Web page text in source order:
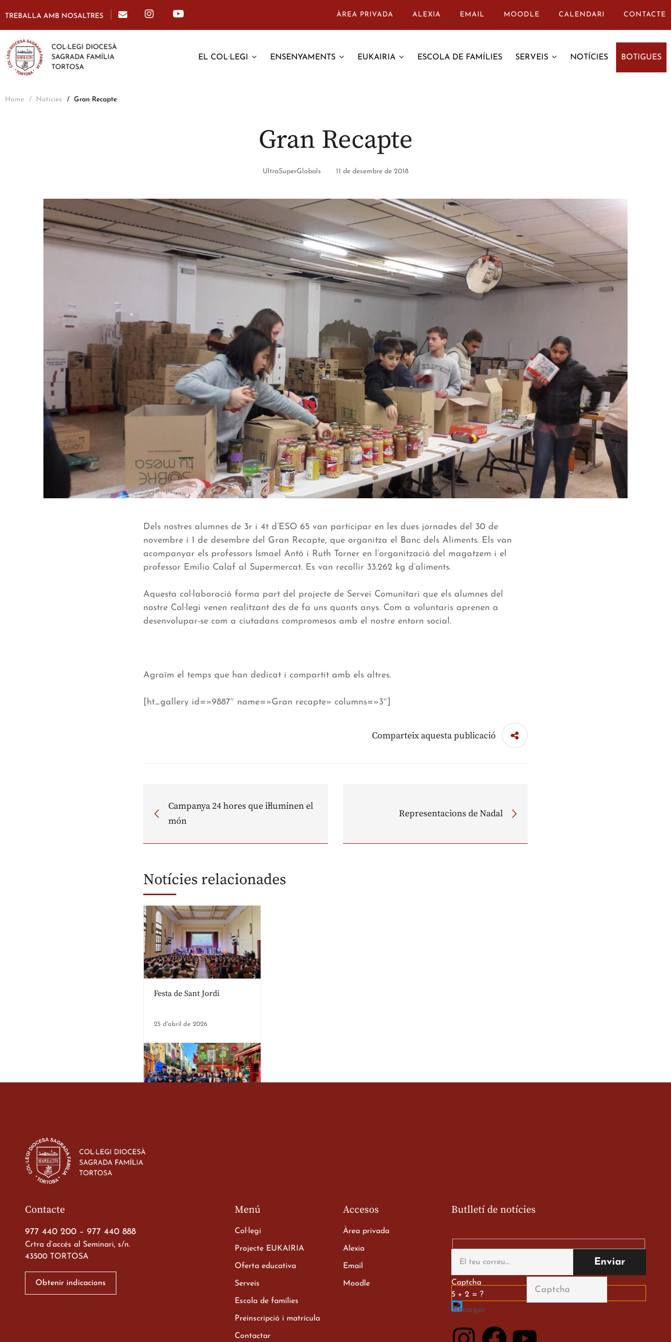
TREBALLA AMB NOSALTRES ÀREA PRIVADA ALEXIA EMAIL MOODLE CALENDARI CONTACTE
EL COL·LEGI ENSENYAMENTS EUKAIRIA ESCOLA DE FAMÍLIES SERVEIS NOTÍCIES BOTIGUES
Home Notícies Gran Recapte
Gran Recapte
UltraSuperGlobals 11 de desembre de 2018
Dels nostres alumnes de 3r i 4t d’ESO 65 van participar en les dues jornades del 30 de
novembre i 1 de desembre del Gran Recapte, que organitza el Banc dels Aliments. Els van
acompanyar els professors Ismael Antó i Ruth Torner en l’organització del magatzem i el
professor Emilio Calaf al Supermercat. Es van recollir 33.262 kg d’aliments.
Aquesta col·laboració forma part del projecte de Servei Comunitari que els alumnes del
nostre Col·legi venen realitzant des de fa uns quants anys. Com a voluntaris aprenen a
desenvolupar-se com a ciutadans compromesos amb el nostre entorn social.
Agraïm el temps que han dedicat i compartit amb els altres.
[ht_gallery id=»9887″ name=»Gran recapte» columns=»3″]
Comparteix aquesta publicació
Campanya 24 hores que il·luminen el
món
Representacions de Nadal
Notícies relacionades
Festa de Sant Jordi
25 d'abril de 2026
Xerrada del Sr. Bisbe als
Contacte
977 440 200 – 977 440 888
Crtra d’accés al Seminari, s/n.
43500 TORTOSA
Obtenir indicacions
Menú
Col·legi
Projecte EUKAIRIA
Oferta educativa
Serveis
Escola de famílies
Preinscripció i matrícula
Contactar
Accesos
Àrea privada
Alexia
Email
Moodle
Butlletí de notícies
Captcha
5 + 2 = ?